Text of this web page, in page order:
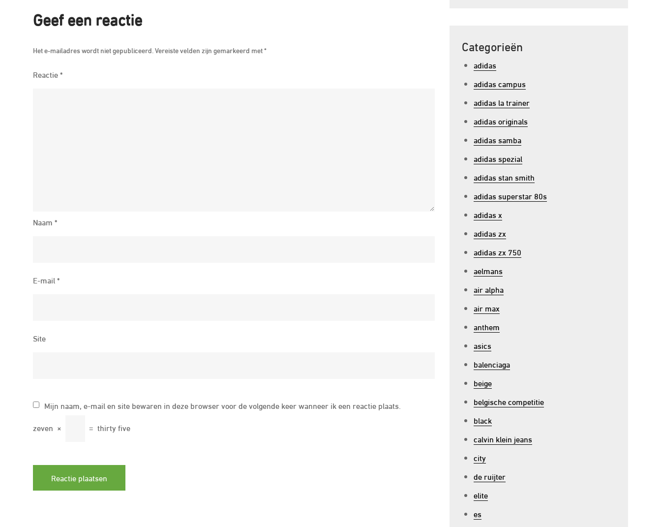
Geef een reactie
Het e-mailadres wordt niet gepubliceerd. Vereiste velden zijn gemarkeerd met*
Reactie*
Naam*
E-mail*
Site
Mijn naam, e-mail en site bewaren in deze browser voor de volgende keer wanneer ik een reactie plaats.
zeven × = thirty five
Categorieën
adidas
adidas campus
adidas la trainer
adidas originals
adidas samba
adidas spezial
adidas stan smith
adidas superstar 80s
adidas x
adidas zx
adidas zx 750
aelmans
air alpha
air max
anthem
asics
balenciaga
beige
belgische competitie
black
calvin klein jeans
city
de ruijter
elite
es